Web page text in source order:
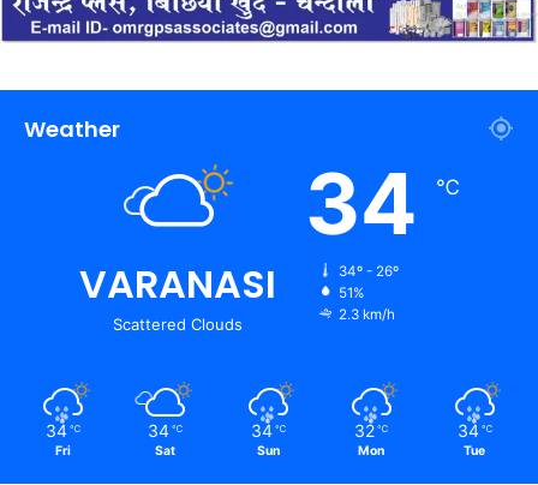
Weather
VARANASI
Scattered Clouds
34 ℃
34º - 26º
51%
2.3 km/h
34 ℃
Fri
34 ℃
Sat
34 ℃
Sun
32 ℃
Mon
34 ℃
Tue